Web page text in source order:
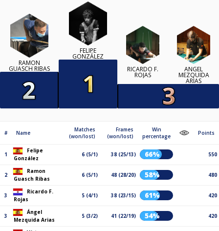
RAMON
GUASCH RIBAS
FELIPE
GONZÁLEZ
RICARDO F.
ROJAS
ÁNGEL
MEZQUIDA
ARIAS
# Name
Matches
(won/lost)
Frames
(won/lost)
Win
percentage
Points
1
Felipe
González
6 (5/1) 38 (25/13) 66% 550
2
Ramon
Guasch Ribas
6 (5/1) 48 (28/20) 58% 480
3
Ricardo F.
Rojas
5 (4/1) 38 (23/15) 61% 420
3
Ángel
Mezquida Arias
5 (3/2) 41 (22/19) 54% 420